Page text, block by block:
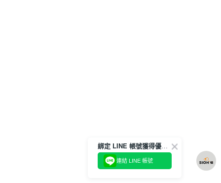
綁定 LINE 帳號獲得優惠券！
連結 LINE 帳號